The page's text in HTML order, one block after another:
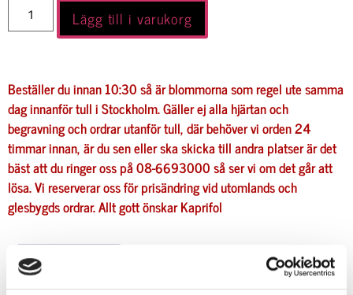
Lägg till i varukorg
Beställer du innan 10:30 så är blommorna som regel ute samma
dag innanför tull i Stockholm. Gäller ej alla hjärtan och
begravning och ordrar utanför tull, där behöver vi orden 24
timmar innan, är du sen eller ska skicka till andra platser är det
bäst att du ringer oss på 08-6693000 så ser vi om det går att
lösa. Vi reserverar oss för prisändring vid utomlands och
glesbygds ordrar.Allt gott önskarKaprifol
Beskrivning